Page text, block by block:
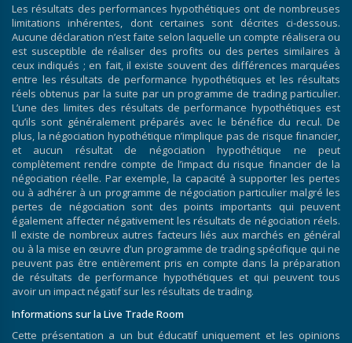
Les résultats des performances hypothétiques ont de nombreuses
limitations inhérentes, dont certaines sont décrites ci-dessous.
Aucune déclaration n’est faite selon laquelle un compte réalisera ou
est susceptible de réaliser des profits ou des pertes similaires à
ceux indiqués ; en fait, il existe souvent des différences marquées
entre les résultats de performance hypothétiques et les résultats
réels obtenus par la suite par un programme de trading particulier.
L’une des limites des résultats de performance hypothétiques est
qu’ils sont généralement préparés avec le bénéfice du recul. De
plus, la négociation hypothétique n’implique pas de risque financier,
et aucun résultat de négociation hypothétique ne peut
complètement rendre compte de l’impact du risque financier de la
négociation réelle. Par exemple, la capacité à supporter les pertes
ou à adhérer à un programme de négociation particulier malgré les
pertes de négociation sont des points importants qui peuvent
également affecter négativement les résultats de négociation réels.
Il existe de nombreux autres facteurs liés aux marchés en général
ou à la mise en œuvre d’un programme de trading spécifique qui ne
peuvent pas être entièrement pris en compte dans la préparation
de résultats de performance hypothétiques et qui peuvent tous
avoir un impact négatif sur les résultats de trading.
Informations sur la Live Trade Room
Cette présentation a un but éducatif uniquement et les opinions